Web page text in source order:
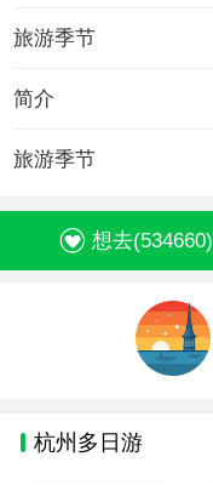
旅游季节
简介
旅游季节
想去(534660)
杭州多日游